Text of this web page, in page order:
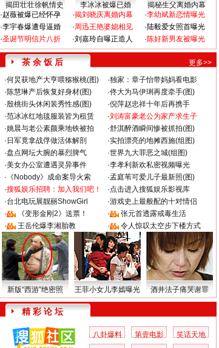
揭田壮壮徐帆情史 李冰冰被爆已婚
揭秘生父离婚内幕
·赵薇被爆已经怀孕
·李宇春爆遭母逼婚
·圣诞节明信片八折
·揭刘晓庆离婚内幕
·周迅王艳婆媳相见
·刘嘉玲自曝正造人
·李幼斌新恋情曝光
·陆毅爱女照首曝光
·陈好新男友被曝光
茶 余 饭 后
更多>>
·何炅获地产大亨喂猕猴桃(图) ·独家：章子怡带妈妈看电影
·陈慧琳产后恢复好身材(图) ·佟大为马伊琍再度牵手(图)
·殷桃街头休闲装秀性感(图) ·倪萍赵忠祥十年后再携手
·范冰冰红地毯服装皆为租赁 ·刘涛富豪老公为家产求生子
·姚晨与老公素颜乘地铁被拍 ·舒淇醉酒瞬间惨被抓拍(图)
· 日军竟拿战俘做活体解剖 ·实拍漂亮的地摊西施(组图)
·盘点网坛大腕的暴烈脾气 ·世界九大罪恶之城(组图)
·美女办公室遭遇灵异事件 ·李孝利新欢私密视频曝光
· 《Nobody》成命案导火索 ·孟庭苇可爱儿子最新照(图)
·搜狐娱乐招聘：加入我们吧！ ·点击进入搜狐娱乐影视库
·台北电玩展靓丽ShowGirl ·游戏史上最般配的十对情侣
·
《变形金刚2》送票！ ·
张元首透露戒毒生活
·
王岳伦爆李湘胎教 · 令人惊叹太空步下楼方式
新版“西游”绝密照 王菲小女儿李嫣曝光 酒井法子痛哭谢罪
精 彩 论 坛
八卦爆料 第壹电影 笑话天地